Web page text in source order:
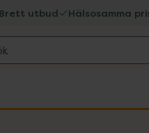
Brett utbud Hälsosamma